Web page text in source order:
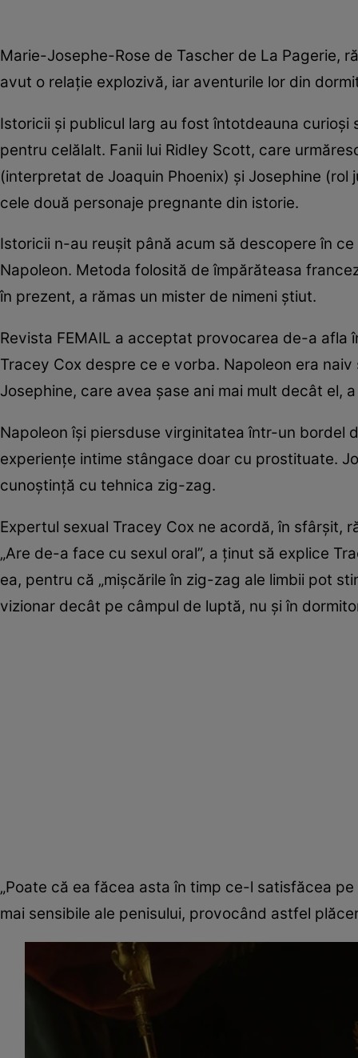
Marie-Josephe-Rose de Tascher de La Pagerie,
avut o relație explozivă, iar aventurile lor din
Istoricii și publicul larg au fost întotdeauna
pentru celălalt. Fanii lui Ridley Scott, care
(interpretat de Joaquin Phoenix) și Josephine
cele două personaje pregnante din istorie.
Istoricii n-au reușit până acum să descopere în
Napoleon. Metoda folosită de împărăteasa
în prezent, a rămas un mister de nimeni știut.
Revista FEMAIL a acceptat provocarea de-a
Tracey Cox despre ce e vorba. Napoleon era
Josephine, care avea șase ani mai mult decât el,
Napoleon își piersduse virginitatea într-un bordel
experiențe intime stângace doar cu prostituate.
cunoștință cu tehnica zig-zag.
Expertul sexual Tracey Cox ne acordă, în
„Are de-a face cu sexul oral”, a ținut să explice
ea, pentru că „mișcările în zig-zag ale limbii pot
vizionar decât pe câmpul de luptă, nu și în
„Poate că ea făcea asta în timp ce-l satisfăcea
mai sensibile ale penisului, provocând astfel